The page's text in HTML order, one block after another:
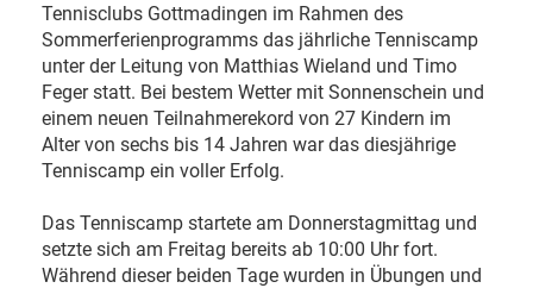
Tennisclubs Gottmadingen im Rahmen des
Sommerferienprogramms das jährliche Tenniscamp
unter der Leitung von Matthias Wieland und Timo
Feger statt. Bei bestem Wetter mit Sonnenschein und
einem neuen Teilnahmerekord von 27 Kindern im
Alter von sechs bis 14 Jahren war das diesjährige
Tenniscamp ein voller Erfolg.
Das Tenniscamp startete am Donnerstagmittag und
setzte sich am Freitag bereits ab 10:00 Uhr fort.
Während dieser beiden Tage wurden in Übungen und